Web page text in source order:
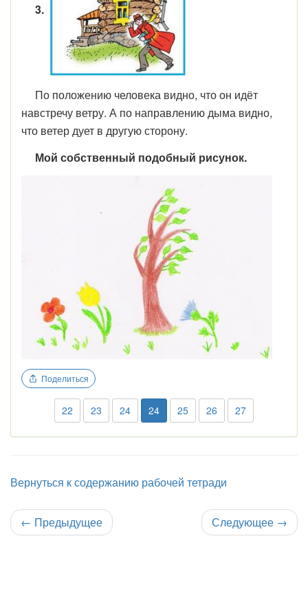
3.
По положению человека видно, что он идёт
навстречу ветру. А по направлению дыма видно,
что ветер дует в другую сторону.
Мой собственный подобный рисунок.
Поделиться
22 23 24 24 25 26 27
Вернуться к содержанию рабочей тетради
← Предыдущее Следующее →